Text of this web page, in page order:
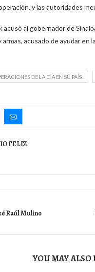
y las autoridades
al gobernador de
acusado de ayudar en
DE LA CIA EN SU PAÍS
FELIZ
Raúl Mulino
YOU MAY ALSO